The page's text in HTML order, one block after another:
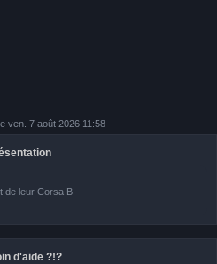
ven. 7 août 2026 11:58
de leur Corsa B
d'aide ?!?